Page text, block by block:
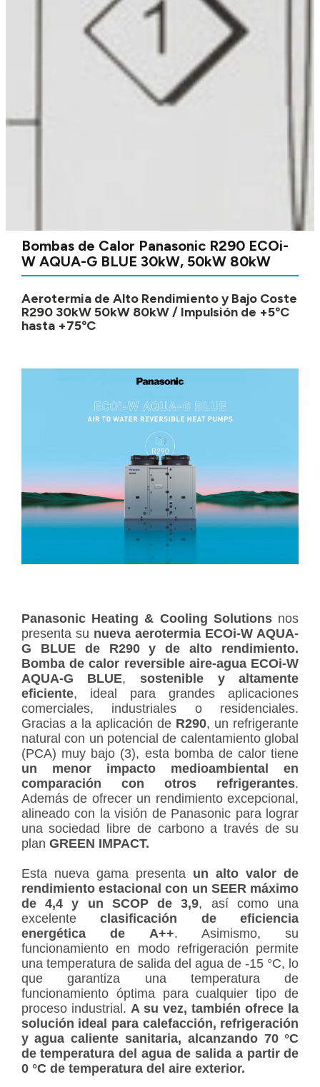
Bombas de Calor Panasonic R290 ECOi-
W AQUA-G BLUE 30kW, 50kW 80kW
Aerotermia de Alto Rendimiento y Bajo Coste
R290 30kW 50kW 80kW / Impulsión de +5ºC
hasta +75ºC
Panasonic Heating & Cooling Solutions nos
presenta su nueva aerotermia ECOi-W AQUA-
G BLUE de R290 y de alto rendimiento.
Bomba de calor reversible aire-agua ECOi-W
AQUA-G BLUE, sostenible y altamente
eficiente, ideal para grandes aplicaciones
comerciales, industriales o residenciales.
Gracias a la aplicación de R290, un refrigerante
natural con un potencial de calentamiento global
(PCA) muy bajo (3), esta bomba de calor tiene
un menor impacto medioambiental en
comparación con otros refrigerantes.
Además de ofrecer un rendimiento excepcional,
alineado con la visión de Panasonic para lograr
una sociedad libre de carbono a través de su
plan GREEN IMPACT.
Esta nueva gama presenta un alto valor de
rendimiento estacional con un SEER máximo
de 4,4 y un SCOP de 3,9, así como una
excelenteclasificación de eficiencia
energética de A++. Asimismo, su
funcionamiento en modo refrigeración permite
una temperatura de salida del agua de -15 °C, lo
que garantiza una temperatura de
funcionamiento óptima para cualquier tipo de
proceso industrial. A su vez, también ofrece la
solución ideal para calefacción, refrigeración
y agua caliente sanitaria, alcanzando 70 °C
de temperatura del agua de salida a partir de
0 °C de temperatura del aire exterior.